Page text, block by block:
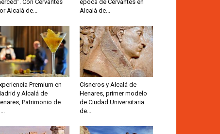
Con Cervantes
Alcalá de...
época de Cervantes en
Alcalá de...
Premium en
y Alcalá de
Patrimonio de
Cisneros y Alcalá de
Henares, primer modelo
de Ciudad Universitaria
de...